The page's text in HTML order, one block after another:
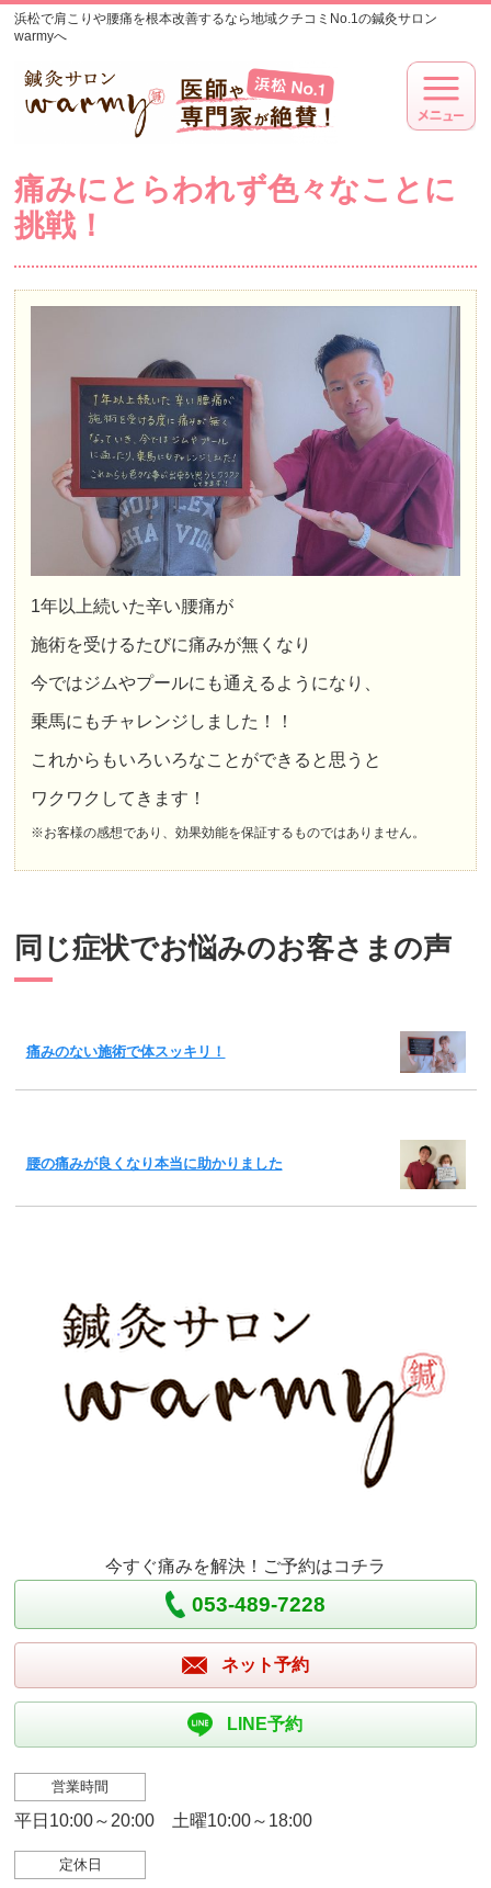
浜松で肩こりや腰痛を根本改善するなら地域クチコミNo.1の鍼灸サロン
warmyへ
痛みにとらわれず色々なことに
挑戦！
1年以上続いた辛い腰痛が
施術を受けるたびに痛みが無くなり
今ではジムやプールにも通えるようになり、
乗馬にもチャレンジしました！！
これからもいろいろなことができると思うと
ワクワクしてきます！
※お客様の感想であり、効果効能を保証するものではありません。
同じ症状でお悩みのお客さまの声
痛みのない施術で体スッキリ！
腰の痛みが良くなり本当に助かりました
今すぐ痛みを解決！ご予約はコチラ
053-489-7228
ネット予約
LINE予約
営業時間
平日10:00～20:00 土曜10:00～18:00
定休日